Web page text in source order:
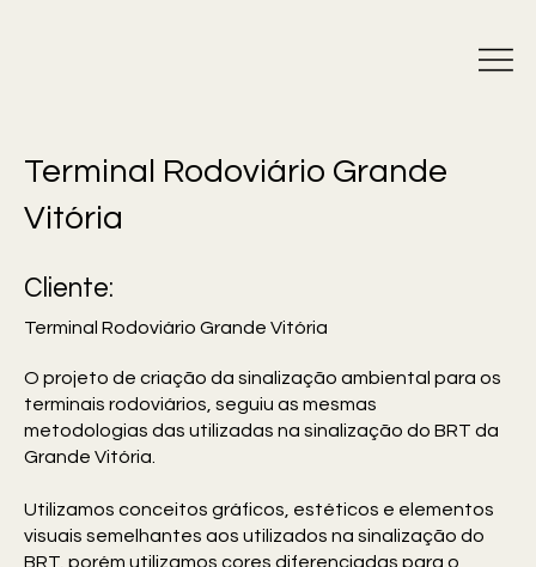
Terminal Rodoviário Grande
Vitória
Cliente:
Terminal Rodoviário Grande Vitória
O projeto de criação da sinalização ambiental para os
terminais rodoviários, seguiu as mesmas
metodologias das utilizadas na sinalização do BRT da
Grande Vitória.
Utilizamos conceitos gráficos, estéticos e elementos
visuais semelhantes aos utilizados na sinalização do
BRT, porém utilizamos cores diferenciadas para o